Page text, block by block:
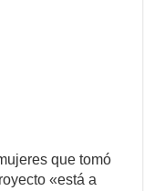
que tomó
«está a